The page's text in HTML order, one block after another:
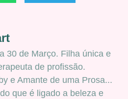
30 de Março. Filha única e
de profissão.
e Amante de uma Prosa...
que é ligado a beleza e